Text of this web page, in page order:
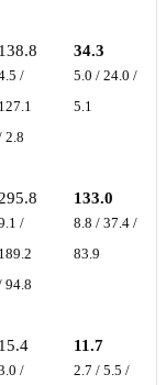
138.8
/
127.1
2.8
34.3
5.0 / 24.0 /
5.1
/
189.2
94.8
133.0
8.8 / 37.4 /
83.9
15.4
/
11.7
2.7 / 5.5 /